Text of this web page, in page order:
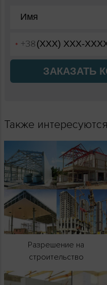
ЗАКАЗАТЬ
Также
Разрешение на
строительство